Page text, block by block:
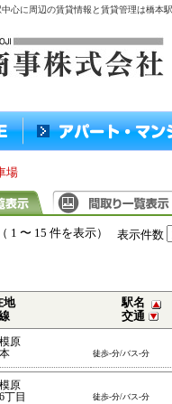
心に周辺の賃貸情報と賃貸管理は橋本
場
1 〜 15 件を表示） 表示件数
地
駅名
交通
原
徒歩-分/バス-分
原
丁目
徒歩-分/バス-分